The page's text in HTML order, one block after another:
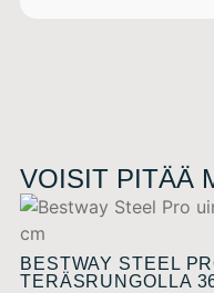
VOISIT PITÄÄ
BESTWAY STEEL
TERÄSRUNGOLLA